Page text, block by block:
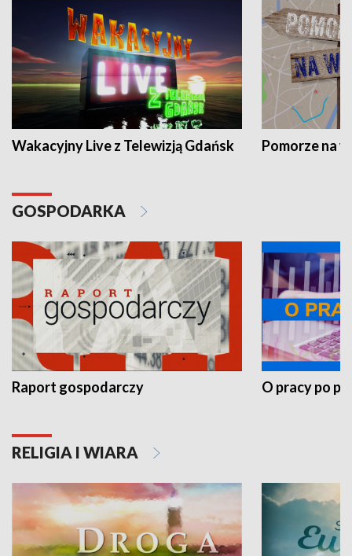
Wakacyjny Live z Telewizją Gdańsk Pomorze na
GOSPODARKA
Raport gospodarczy O pracy po
RELIGIA I WIARA